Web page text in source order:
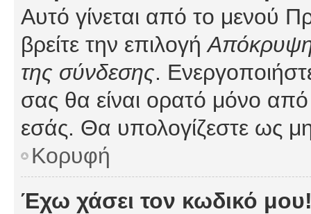
Αυτό γίνεται από το μενού
βρείτε την επιλογήΑπόκρυψη
της σύνδεσης.
σας θα είναι ορατό μόνο από
εσάς. Θα υπολογίζεστε ως
Κορυφή
Έχω χάσει τον κωδικό